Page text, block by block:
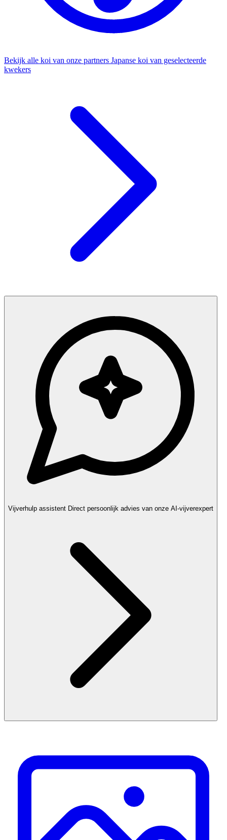
Bekijk alle koi van onze partners Japanse koi van geselecteerde
kwekers
Vijverhulp assistent Direct persoonlijk advies van onze AI-vijverexpert